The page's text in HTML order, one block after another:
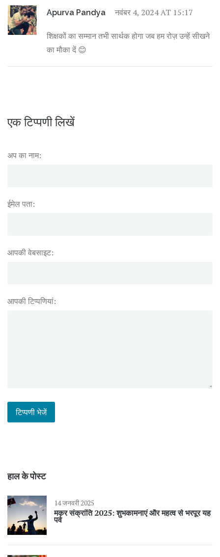
Apurva Pandya नवंबर 4, 2024 AT 15:17
शिक्षकों का सम्मान तभी सार्थक होगा जब हम रोज़ उन्हें सीखने
का मौका दें 😊
एक टिप्पणी लिखें
अप का नाम:
ईमेल पता:
आपकी वेबसाइट:
आपकी टिप्पणियां:
हाल के पोस्ट
14 जनवरी 2025
मकर संक्रांति 2025: शुभकामनाएं और महत्व से भरपूर यह
पर्व